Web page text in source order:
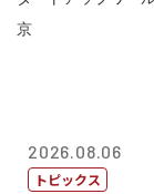
2026.08.06
トピックス